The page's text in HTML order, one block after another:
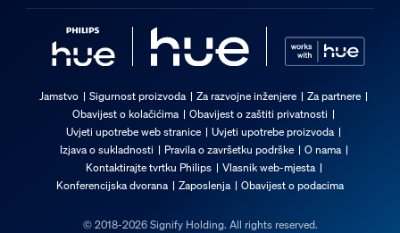
Jamstvo Sigurnost proizvoda Za razvojne inženjere
Za partnere
Obavijest o kolačićima
Obavijest o zaštiti privatnosti
Uvjeti upotrebe web stranice
Uvjeti upotrebe proizvoda
Izjava o sukladnosti
Pravila o završetku podrške
O nama
Kontaktirajte tvrtku Philips
Vlasnik web-mjesta
Konferencijska dvorana
Zaposlenja Obavijest o podacima
© 2018-2026 Signify Holding. All rights reserved.